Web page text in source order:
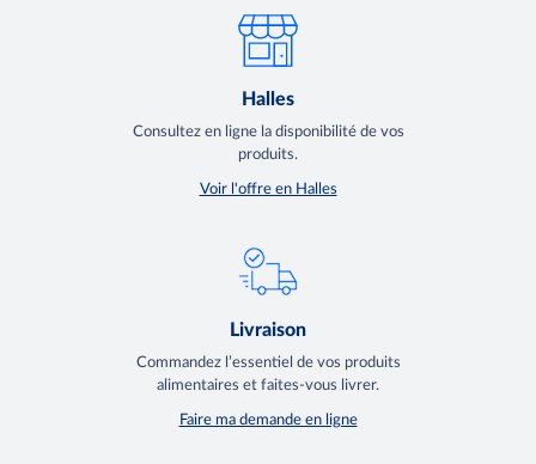
Halles
Consultez en ligne la disponibilité de vos
produits.
Voir l'offre en Halles
Livraison
Commandez l’essentiel de vos produits
alimentaires et faites-vous livrer.
Faire ma demande en ligne